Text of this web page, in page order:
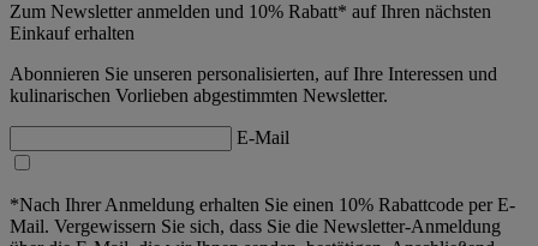
Zum Newsletter anmelden und 10% Rabatt* auf Ihren nächsten
Einkauf erhalten
Abonnieren Sie unseren personalisierten, auf Ihre Interessen und
kulinarischen Vorlieben abgestimmten Newsletter.
E-Mail
*Nach Ihrer Anmeldung erhalten Sie einen 10% Rabattcode per E-
Mail. Vergewissern Sie sich, dass Sie die Newsletter-Anmeldung